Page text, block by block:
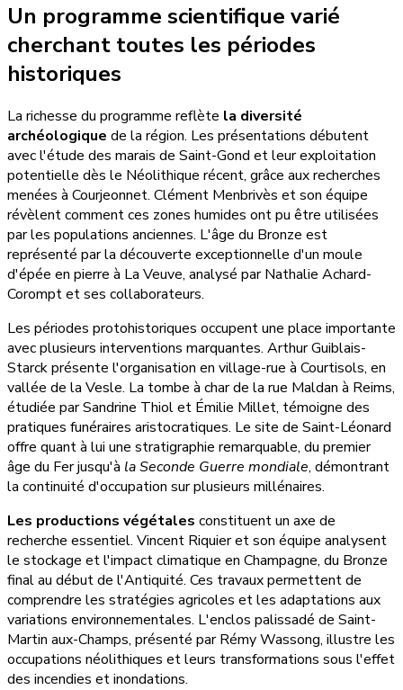
Un programme scientifique varié
cherchant toutes les périodes
historiques
La richesse du programme reflète la diversité
archéologique de la région. Les présentations débutent
avec l'étude des marais de Saint-Gond et leur exploitation
potentielle dès le Néolithique récent, grâce aux recherches
menées à Courjeonnet. Clément Menbrivès et son équipe
révèlent comment ces zones humides ont pu être utilisées
par les populations anciennes. L'âge du Bronze est
représenté par la découverte exceptionnelle d'un moule
d'épée en pierre à La Veuve, analysé par Nathalie Achard-
Corompt et ses collaborateurs.
Les périodes protohistoriques occupent une place importante
avec plusieurs interventions marquantes. Arthur Guiblais-
Starck présente l'organisation en village-rue à Courtisols, en
vallée de la Vesle. La tombe à char de la rue Maldan à Reims,
étudiée par Sandrine Thiol et Émilie Millet, témoigne des
pratiques funéraires aristocratiques. Le site de Saint-Léonard
offre quant à lui une stratigraphie remarquable, du premier
âge du Fer jusqu'à la Seconde Guerre mondiale, démontrant
la continuité d'occupation sur plusieurs millénaires.
Les productions végétales constituent un axe de
recherche essentiel. Vincent Riquier et son équipe analysent
le stockage et l'impact climatique en Champagne, du Bronze
final au début de l'Antiquité. Ces travaux permettent de
comprendre les stratégies agricoles et les adaptations aux
variations environnementales. L'enclos palissadé de Saint-
Martin aux-Champs, présenté par Rémy Wassong, illustre les
occupations néolithiques et leurs transformations sous l'effet
des incendies et inondations.